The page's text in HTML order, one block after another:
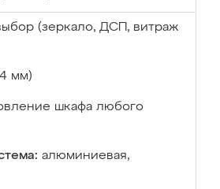
(зеркало, ДСП, витраж
мм)
шкафа любого
алюминиевая,